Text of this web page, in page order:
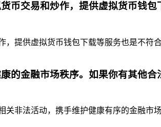
交易和炒作，提供虚拟货币钱包
提供虚拟货币钱包下载等服务也是不符
的金融市场秩序。如果你有其他
非法活动，携手维护健康有序的金融市